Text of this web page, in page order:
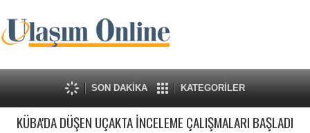
SON DAKİKA KATEGORİLER
KÜBA'DA DÜŞEN UÇAKTA İNCELEME ÇALIŞMALARI BAŞLADI